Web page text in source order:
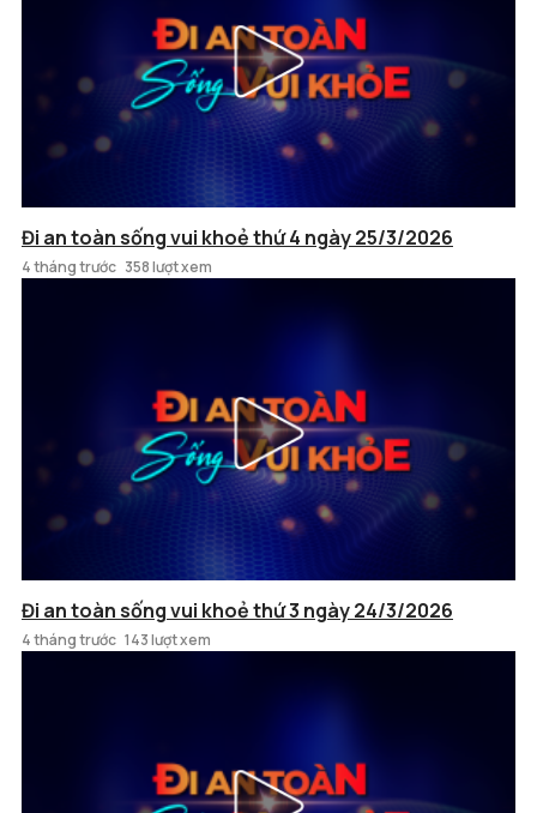
Đi an toàn sống vui khoẻ thứ 4 ngày 25/3/2026
4 tháng trước 358 lượt xem
Đi an toàn sống vui khoẻ thứ 3 ngày 24/3/2026
4 tháng trước 143 lượt xem